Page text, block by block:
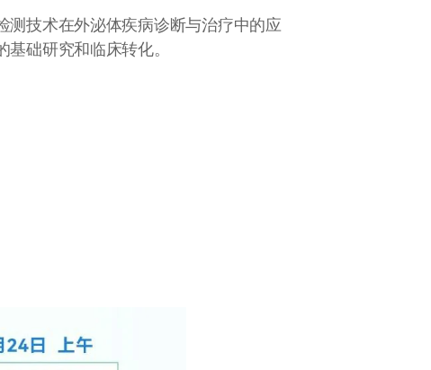
技术在外泌体疾病诊断与治疗中的应
础研究和临床转化。